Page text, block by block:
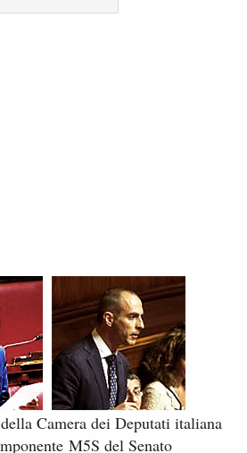
Camera dei Deputati italiana
M5S del Senato